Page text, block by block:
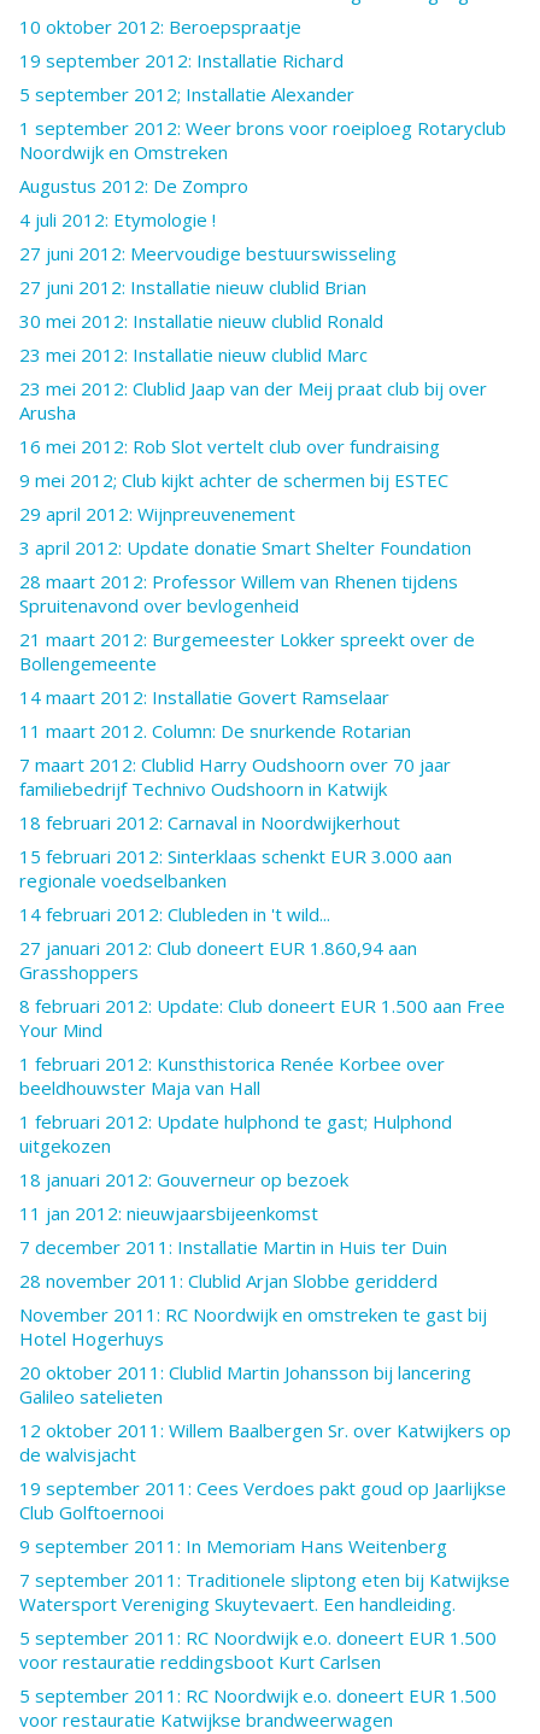
10 oktober 2012: Beroepspraatje
19 september 2012: Installatie Richard
5 september 2012; Installatie Alexander
1 september 2012: Weer brons voor roeiploeg Rotaryclub
Noordwijk en Omstreken
Augustus 2012: De Zompro
4 juli 2012: Etymologie !
27 juni 2012: Meervoudige bestuurswisseling
27 juni 2012: Installatie nieuw clublid Brian
30 mei 2012: Installatie nieuw clublid Ronald
23 mei 2012: Installatie nieuw clublid Marc
23 mei 2012: Clublid Jaap van der Meij praat club bij over
Arusha
16 mei 2012: Rob Slot vertelt club over fundraising
9 mei 2012; Club kijkt achter de schermen bij ESTEC
29 april 2012: Wijnpreuvenement
3 april 2012: Update donatie Smart Shelter Foundation
28 maart 2012: Professor Willem van Rhenen tijdens
Spruitenavond over bevlogenheid
21 maart 2012: Burgemeester Lokker spreekt over de
Bollengemeente
14 maart 2012: Installatie Govert Ramselaar
11 maart 2012. Column: De snurkende Rotarian
7 maart 2012: Clublid Harry Oudshoorn over 70 jaar
familiebedrijf Technivo Oudshoorn in Katwijk
18 februari 2012: Carnaval in Noordwijkerhout
15 februari 2012: Sinterklaas schenkt EUR 3.000 aan
regionale voedselbanken
14 februari 2012: Clubleden in 't wild...
27 januari 2012: Club doneert EUR 1.860,94 aan
Grasshoppers
8 februari 2012: Update: Club doneert EUR 1.500 aan Free
Your Mind
1 februari 2012: Kunsthistorica Renée Korbee over
beeldhouwster Maja van Hall
1 februari 2012: Update hulphond te gast; Hulphond
uitgekozen
18 januari 2012: Gouverneur op bezoek
11 jan 2012: nieuwjaarsbijeenkomst
7 december 2011: Installatie Martin in Huis ter Duin
28 november 2011: Clublid Arjan Slobbe geridderd
November 2011: RC Noordwijk en omstreken te gast bij
Hotel Hogerhuys
20 oktober 2011: Clublid Martin Johansson bij lancering
Galileo satelieten
12 oktober 2011: Willem Baalbergen Sr. over Katwijkers op
de walvisjacht
19 september 2011: Cees Verdoes pakt goud op Jaarlijkse
Club Golftoernooi
9 september 2011: In Memoriam Hans Weitenberg
7 september 2011: Traditionele sliptong eten bij Katwijkse
Watersport Vereniging Skuytevaert. Een handleiding.
5 september 2011: RC Noordwijk e.o. doneert EUR 1.500
voor restauratie reddingsboot Kurt Carlsen
5 september 2011: RC Noordwijk e.o. doneert EUR 1.500
voor restauratie Katwijkse brandweerwagen